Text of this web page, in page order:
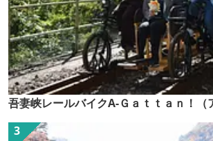
吾妻峡レールバイクA-Ｇａｔｔａｎ！（